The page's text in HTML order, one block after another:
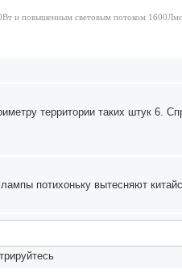
и повышенным световым потоком
территории таких штук 6.
потихоньку вытесняют